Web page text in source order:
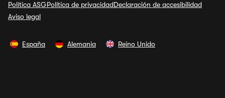
Política ASGPolítica de privacidadDeclaración de accesibilidad
Aviso legal
España Alemania Reino Unido